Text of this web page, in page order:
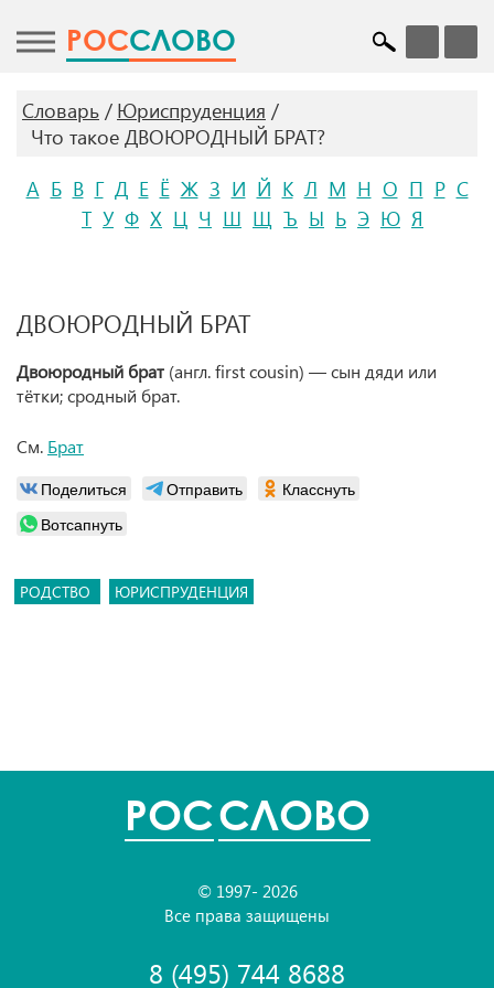
POCСЛОВО
Словарь
Юриспруденция
Что такое ДВОЮРОДНЫЙ БРАТ?
А Б В Г Д Е Ё Ж З И Й К Л М Н О П Р С
Т У Ф Х Ц Ч Ш Щ Ъ Ы Ь Э Ю Я
ДВОЮРОДНЫЙ БРАТ
Двоюродный брат (англ. first cousin) — сын дяди или
тётки; сродный брат.
См. Брат
Поделиться Отправить
Класснуть
Вотсапнуть
РОДСТВО ЮРИСПРУДЕНЦИЯ
POCСЛОВО
© 1997- 2026
Все права защищены
8 (495) 744 8688